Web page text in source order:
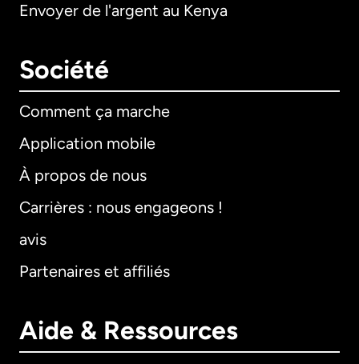
Envoyer de l'argent au Kenya
Société
Comment ça marche
Application mobile
À propos de nous
Carrières : nous engageons !
avis
Partenaires et affiliés
Aide & Ressources